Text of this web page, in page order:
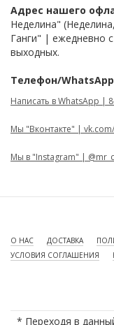
Адрес нашего
Неделина"
Ганги" | ежедневно
выходных.
Телефон/
Написать в WhatsApp |
Мы "Вконтакте" |
Мы в "Instagram" |
О НАС ДОСТАВКА
УСЛОВИЯ СОГЛАШЕНИЯ
* Переходя в